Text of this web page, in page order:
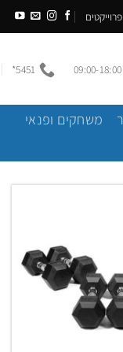
פרוייקטים
09:00-18:00
5451*
משחקים ופנאי